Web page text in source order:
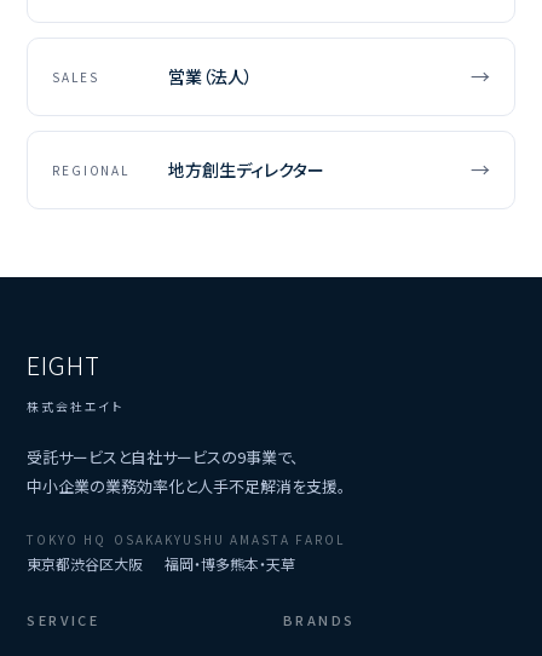
SALES 営業（法人） →
REGIONAL 地方創生ディレクター →
EIGHT
株式会社エイト
受託サービスと自社サービスの9事業で、
中小企業の業務効率化と人手不足解消を支援。
TOKYO HQ
東京都渋谷区
OSAKA
大阪
KYUSHU
福岡・博多
AMASTA FAROL
熊本・天草
SERVICE BRANDS